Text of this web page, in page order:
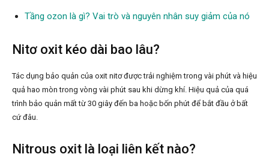
Tầng ozon là gì? Vai trò và nguyên nhân suy giảm của nó
Nitơ oxit kéo dài bao lâu?
Tác dụng bảo quản của oxit nitơ được trải nghiệm trong vài phút và hiệu
quả hao mòn trong vòng vài phút sau khi dừng khí. Hiệu quả của quá
trình bảo quản mất từ 30 giây đến ba hoặc bốn phút để bắt đầu ở bất
cứ đâu.
Nitrous oxit là loại liên kết nào?